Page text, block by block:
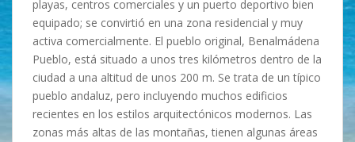
playas, centros comerciales y un puerto deportivo bien
equipado; se convirtió en una zona residencial y muy
activa comercialmente. El pueblo original, Benalmádena
Pueblo, está situado a unos tres kilómetros dentro de la
ciudad a una altitud de unos 200 m. Se trata de un típico
pueblo andaluz, pero incluyendo muchos edificios
recientes en los estilos arquitectónicos modernos. Las
zonas más altas de las montañas, tienen algunas áreas